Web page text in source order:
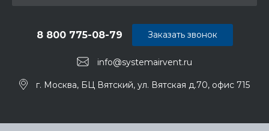
info@systemairvent.ru
8 800 775-08-79
г. Москва, БЦ Вятский, ул. Вятская д.70, офис 715
Заказать звонок